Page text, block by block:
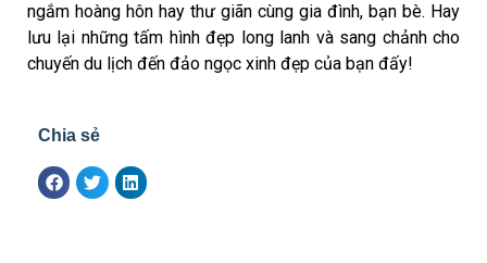
ngắm hoàng hôn hay thư giãn cùng gia đình, bạn bè. Hay
lưu lại những tấm hình đẹp long lanh và sang chảnh cho
chuyến du lịch đến đảo ngọc xinh đẹp của bạn đấy!
Chia sẻ